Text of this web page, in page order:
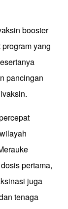
booster
yang
pancingan
pertama,
juga
tenaga